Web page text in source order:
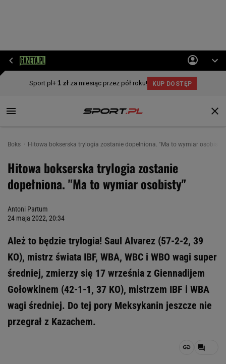
Boks Hitowa bokserska trylogia zostanie dopełniona. "Ma to wymiar osobisty"
Hitowa bokserska trylogia zostanie
dopełniona. "Ma to wymiar osobisty"
Antoni Partum
24 maja 2022, 20:34
Ależ to będzie trylogia! Saul Alvarez (57-2-2, 39
KO), mistrz świata IBF, WBA, WBC i WBO wagi super
średniej, zmierzy się 17 września z Giennadijem
Gołowkinem (42-1-1, 37 KO), mistrzem IBF i WBA
wagi średniej. Do tej pory Meksykanin jeszcze nie
przegrał z Kazachem.